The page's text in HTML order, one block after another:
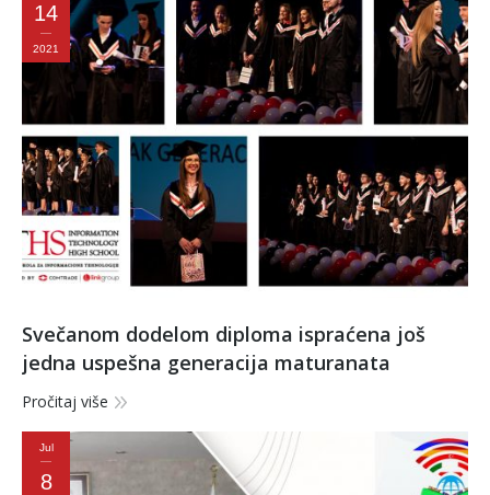
14
2021
Svečanom dodelom diploma ispraćena još
jedna uspešna generacija maturanata
Pročitaj više
Jul
8